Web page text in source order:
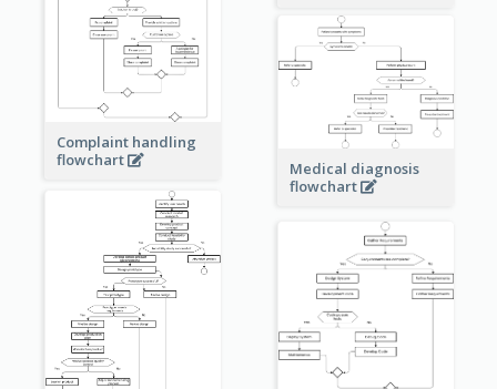
Complaint handling
flowchart
Medical diagnosis
flowchart